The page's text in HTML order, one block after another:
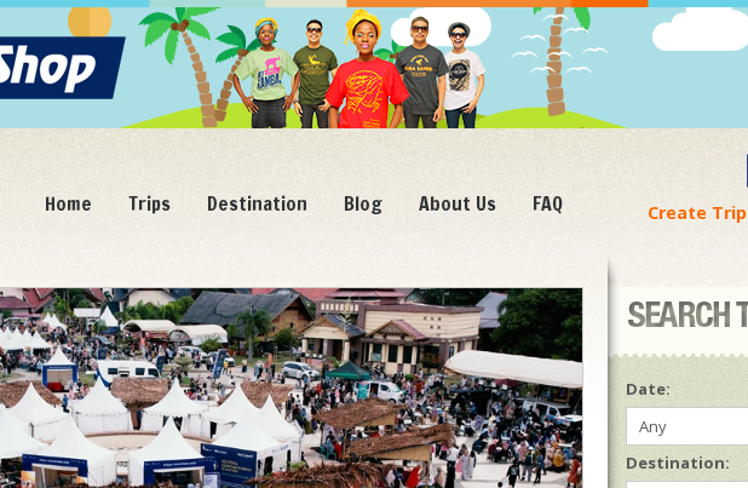
Home Trips Destination Blog About Us FAQ Create Trip
Date:
Any
Destination: